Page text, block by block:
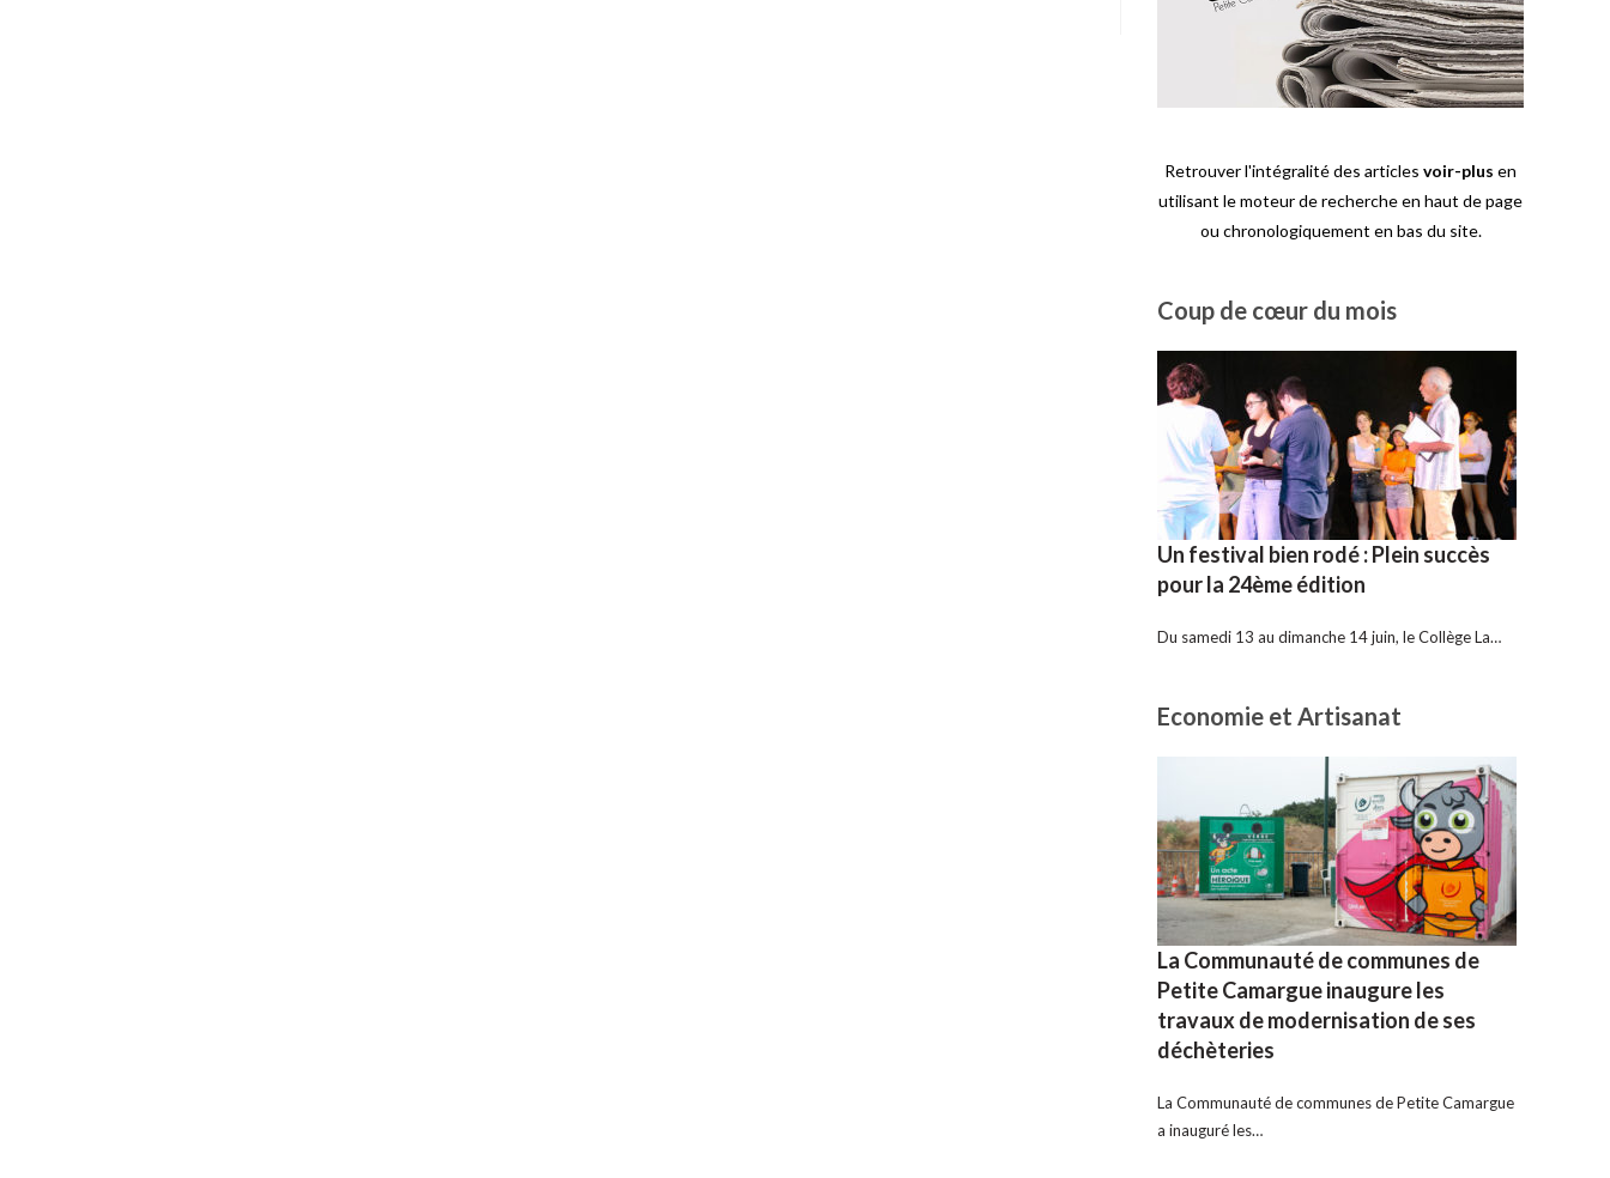
Retrouver l'intégralité des articles voir-plus en
utilisant le moteur de recherche en haut de page
ou chronologiquement en bas du site.
Coup de cœur du mois
Un festival bien rodé : Plein succès
pour la 24ème édition
Du samedi 13 au dimanche 14 juin, le Collège La…
Economie et Artisanat
La Communauté de communes de
Petite Camargue inaugure les
travaux de modernisation de ses
déchèteries
La Communauté de communes de Petite Camargue
a inauguré les…